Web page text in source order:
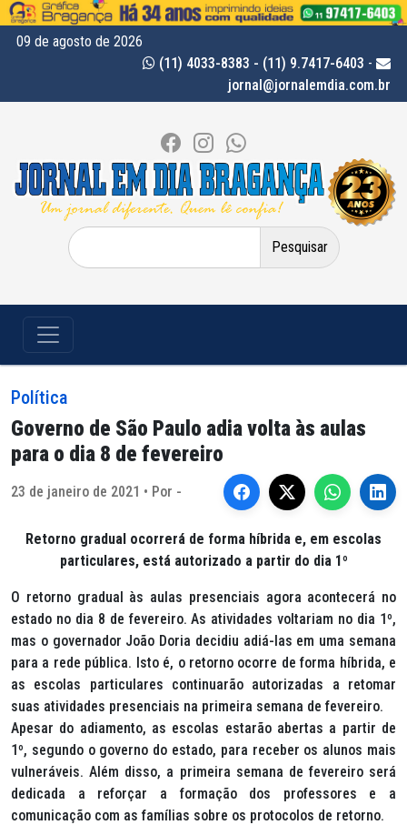
09 de agosto de 2026
(11) 4033-8383 - (11) 9.7417-6403 -
jornal@jornalemdia.com.br
Pesquisar
por:
Política
Governo de São Paulo adia volta às aulas
para o dia 8 de fevereiro
23 de janeiro de 2021 • Por -
Retorno gradual ocorrerá de forma híbrida e, em escolas
particulares, está autorizado a partir do dia 1º
O retorno gradual às aulas presenciais agora acontecerá no
estado no dia 8 de fevereiro. As atividades voltariam no dia 1º,
mas o governador João Doria decidiu adiá-las em uma semana
para a rede pública. Isto é, o retorno ocorre de forma híbrida, e
as escolas particulares continuarão autorizadas a retomar
suas atividades presenciais na primeira semana de fevereiro.
Apesar do adiamento, as escolas estarão abertas a partir de
1º, segundo o governo do estado, para receber os alunos mais
vulneráveis. Além disso, a primeira semana de fevereiro será
dedicada a reforçar a formação dos professores e a
comunicação com as famílias sobre os protocolos de retorno.